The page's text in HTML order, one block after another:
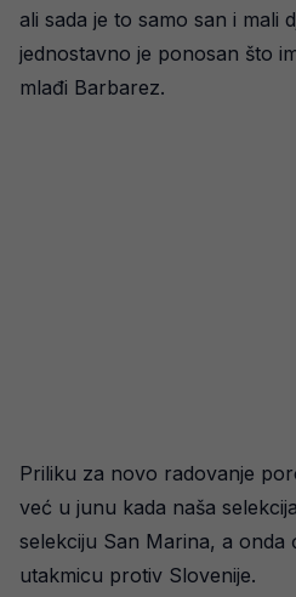
ali sada je to samo san i mali
jednostavno je ponosan što
mlađi Barbarez.
Priliku za novo radovanje
već u junu kada naša
selekciju San Marina, a onda
utakmicu protiv Slovenije.